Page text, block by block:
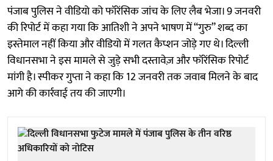
पंजाब पुलिस ने वीडियो को फॉरेंसिक जांच के लिए लैब भेजा। 9 जनवरी
की रिपोर्ट में कहा गया कि आतिशी ने अपने भाषण में “गुरु” शब्द का
इस्तेमाल नहीं किया और वीडियो में गलत कैप्शन जोड़े गए थे। दिल्ली
विधानसभा ने इस मामले से जुड़े सभी दस्तावेज़ और फॉरेंसिक रिपोर्ट
मांगी है। स्पीकर गुप्ता ने कहा कि 12 जनवरी तक जवाब मिलने के बाद
आगे की कार्रवाई तय की जाएगी।